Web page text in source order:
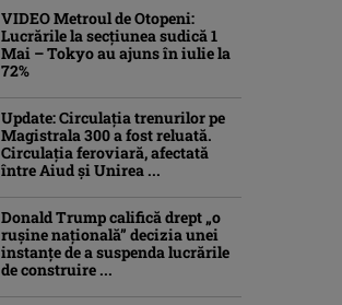
VIDEO Metroul de Otopeni:
Lucrările la secțiunea sudică 1
Mai – Tokyo au ajuns în iulie la
72%
Update: Circulația trenurilor pe
Magistrala 300 a fost reluată.
Circulația feroviară, afectată
între Aiud şi Unirea ...
Donald Trump califică drept „o
ruşine naţională” decizia unei
instanțe de a suspenda lucrările
de construire ...